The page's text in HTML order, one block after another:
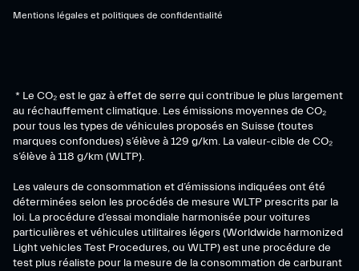
Mentions légales et politiques de confidentialité
* Le CO₂ est le gaz à effet de serre qui contribue le plus largement
au réchauffement climatique. Les émissions moyennes de CO₂
pour tous les types de véhicules proposés en Suisse (toutes
marques confondues) s’élève à 129 g/km. La valeur-cible de CO₂
s’élève à 118 g/km (WLTP).
Les valeurs de consommation et d’émissions indiquées ont été
déterminées selon les procédés de mesure WLTP prescrits par la
loi. La procédure d’essai mondiale harmonisée pour voitures
particulières et véhicules utilitaires légers (Worldwide harmonized
Light vehicles Test Procedures, ou WLTP) est une procédure de
test plus réaliste pour la mesure de la consommation de carburant